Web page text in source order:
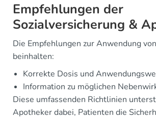
Empfehlungen der
Sozialversicherung &
Die Empfehlungen zur Anwendung
beinhalten:
Korrekte Dosis und
Information zu möglichen
Diese umfassenden Richtlinien
Apotheker dabei, Patienten die